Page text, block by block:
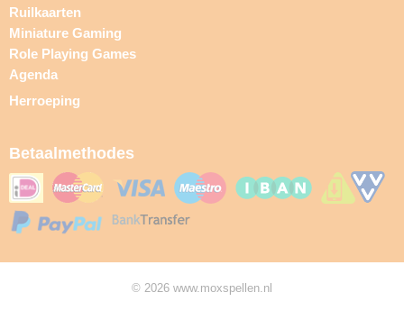
Ruilkaarten
Miniature Gaming
Role Playing Games
Agenda
Herroeping
Betaalmethodes
© 2026 www.moxspellen.nl